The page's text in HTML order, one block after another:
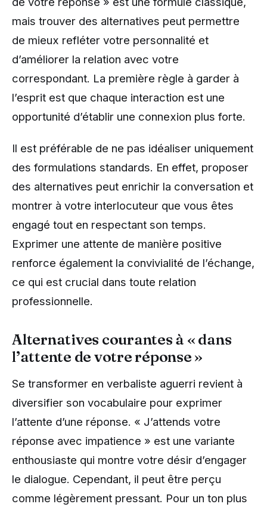
mais trouver des alternatives peut permettre
de mieux refléter votre personnalité et
d’améliorer la relation avec votre
correspondant. La première règle à garder à
l’esprit est que chaque interaction est une
opportunité d’établir une connexion plus forte.
Il est préférable de ne pas idéaliser uniquement
des formulations standards. En effet, proposer
des alternatives peut enrichir la conversation et
montrer à votre interlocuteur que vous êtes
engagé tout en respectant son temps.
Exprimer une attente de manière positive
renforce également la convivialité de l’échange,
ce qui est crucial dans toute relation
professionnelle.
Alternatives courantes à « dans
l’attente de votre réponse »
Se transformer en verbaliste aguerri revient à
diversifier son vocabulaire pour exprimer
l’attente d’une réponse. « J’attends votre
réponse avec impatience » est une variante
enthousiaste qui montre votre désir d’engager
le dialogue. Cependant, il peut être perçu
comme légèrement pressant. Pour un ton plus